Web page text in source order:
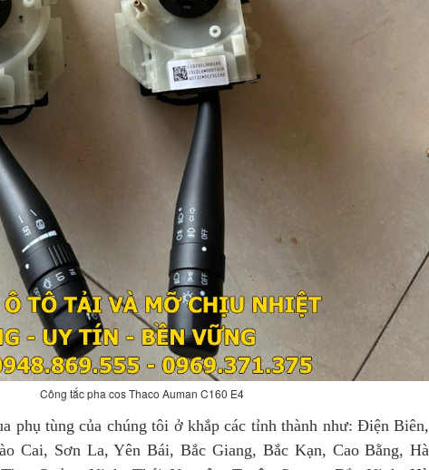
Công tắc pha cos Thaco Auman C160 E4
tùng của chúng tôi ở khắp các tỉnh thành như: Điện Biên,
Cai, Sơn La, Yên Bái, Bắc Giang, Bắc Kạn, Cao Bằng, Hà